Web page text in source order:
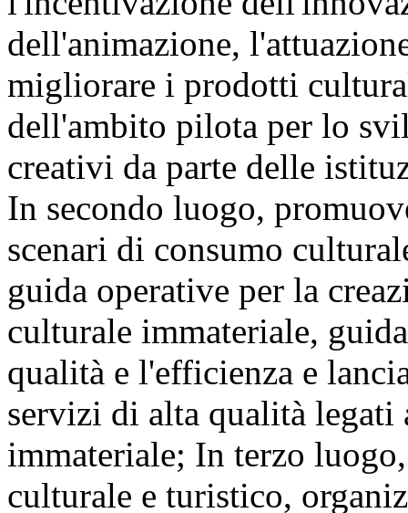
dell'animazione,
migliorare i prodotti
dell'ambito pilota per lo
creativi da parte delle
In secondo luogo,
scenari di consumo
guida operative per la
culturale immateriale,
qualità e l'efficienza e
servizi di alta qualità
immateriale; In terzo
culturale e turistico,